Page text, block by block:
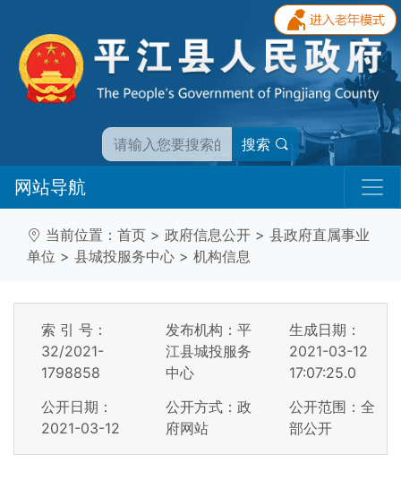
搜索
网站导航
当前位置： 首页 > 政府信息公开 > 县政府直属事业
单位 > 县城投服务中心 > 机构信息
索 引 号：
32/2021-
1798858
发布机构：平
江县城投服务
中心
生成日期：
2021-03-12
17:07:25.0
公开日期：
2021-03-12
公开方式：政
府网站
公开范围：全
部公开